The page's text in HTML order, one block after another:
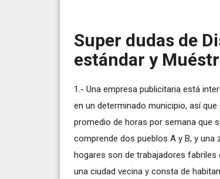
Super dudas de
estándar y
1.- Una empresa publicitaria está
en un determinado municipio, así
promedio de horas por semana que
comprende dos pueblos A y B, y una
hogares son de trabajadores fabriles
una ciudad vecina y consta de